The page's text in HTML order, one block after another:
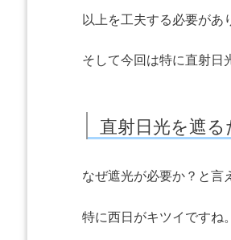
以上を工夫する必要があ
そして今回は特に直射日
直射日光を遮る
なぜ遮光が必要か？と言
特に西日がキツイですね。